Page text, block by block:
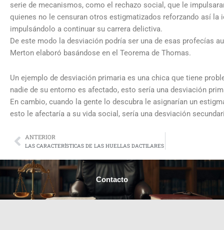
serie de mecanismos, como el rechazo social, que le
quienes no le censuran otros estigmatizados reforzando así la
impulsándolo a continuar su carrera delictiva.
De este modo la desviación podría ser una de esas profecías
Merton elaboró basándose en el Teorema de Thomas.
Un ejemplo de desviación primaria es una chica que tiene
nadie de su entorno es afectado, esto sería una desviación
En cambio, cuando la gente lo descubra le asignarían un
esto le afectaría a su vida social, sería una desviación
Prev
ANTERIOR
LAS CARACTERÍSTICAS DE LAS HUELLAS DACTILARES
Contacto